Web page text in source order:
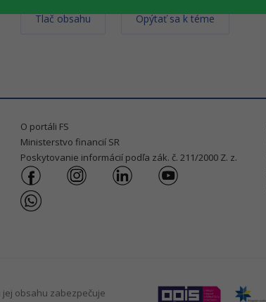
Tlač obsahu Opýtať sa k téme
O portáli FS
Ministerstvo financií SR
Poskytovanie informácií podľa zák. č. 211/2000 Z. z.
obsahu zabezpečuje